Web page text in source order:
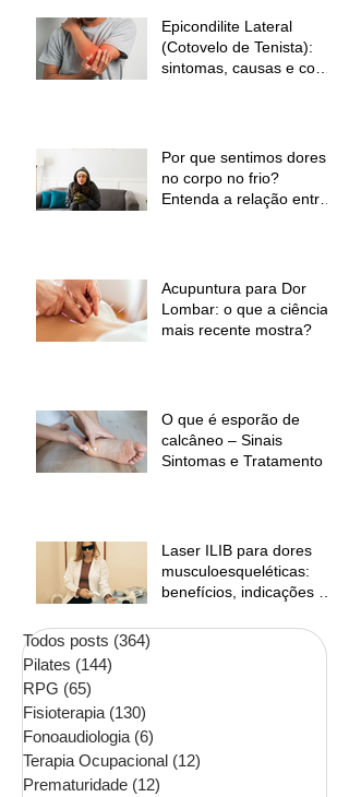
Epicondilite Lateral
(Cotovelo de Tenista):
sintomas, causas e como
Por que sentimos dores
no corpo no frio?
Entenda a relação entre
Acupuntura para Dor
Lombar: o que a ciência
mais recente mostra?
O que é esporão de
calcâneo – Sinais
Sintomas e Tratamento
Laser ILIB para dores
musculoesqueléticas:
benefícios, indicações e
Todos posts (364)
Pilates (144)
RPG (65)
Fisioterapia (130)
Fonoaudiologia (6)
Terapia Ocupacional (12)
Prematuridade (12)